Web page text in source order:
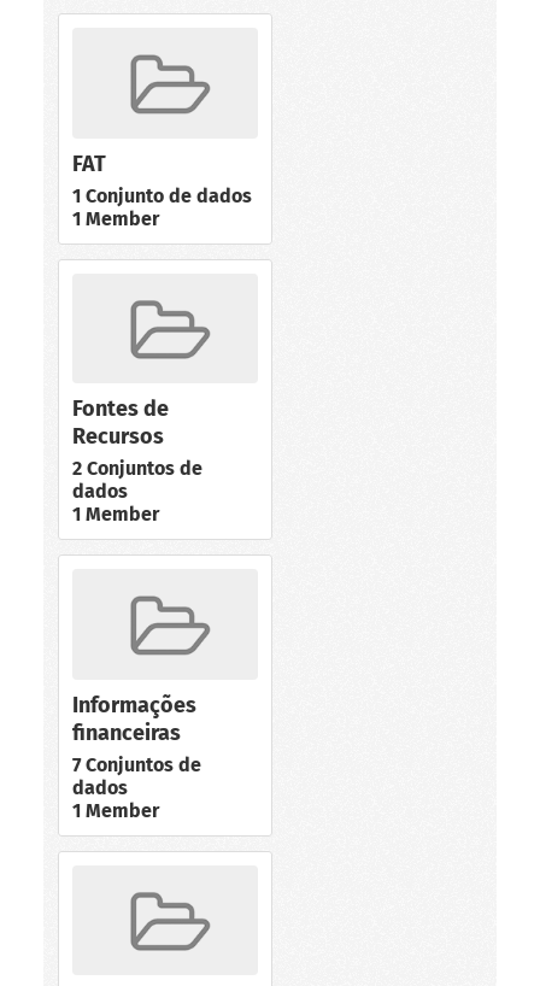
FAT
1 Conjunto de dados
1 Member
Fontes de
Recursos
2 Conjuntos de
dados
1 Member
Informações
financeiras
7 Conjuntos de
dados
1 Member